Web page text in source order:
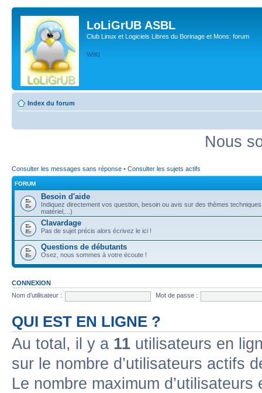
LoLiGrUB ASBL
Club Linux et Logiciels Libres du Borinage et Mons: forum
WIKI
Index du forum
Nous
Consulter les messages sans réponse • Consulter les sujets actifs
FORUM
Besoin d'aide
Indiquez directement vos question, besoin ou avis sur des thèmes
matériel,...)
Clavardage
Pas de sujet précis alors écrivez le ici !
Questions de débutants
Osez, nous sommes à votre écoute !
CONNEXION
Nom d’utilisateur :
Mot de passe :
QUI EST EN LIGNE ?
Au total, il y a 11 utilisateurs en
sur le nombre d’utilisateurs actifs
Le nombre maximum